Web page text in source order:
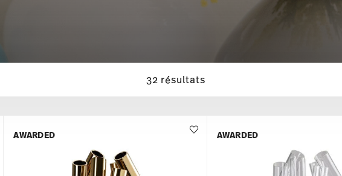
32 résultats
AWARDED AWARDED